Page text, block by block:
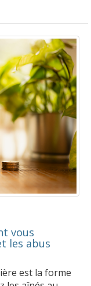
vous
les abus
est la forme